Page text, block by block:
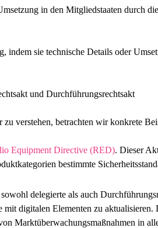
in den Mitgliedstaaten durch
sie technische Details oder
verstehen, betrachten wir konkrete
Equipment Directive (RED). Dieser
bestimmte
delegierte als auch
digitalen Elementen zu aktualisieren.
Marktüberwachungsmaßnahmen in